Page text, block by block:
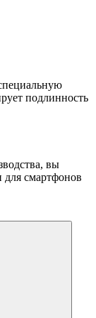
подлинность
вы
для смартфонов